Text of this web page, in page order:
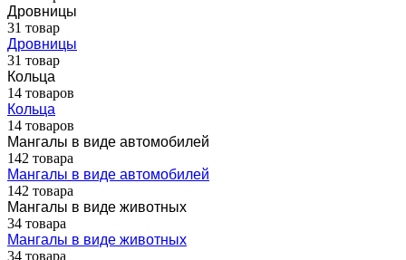
Дровницы
31 товар
Дровницы
31 товар
Кольца
14 товаров
Кольца
14 товаров
Мангалы в виде автомобилей
142 товара
Мангалы в виде автомобилей
142 товара
Мангалы в виде животных
34 товара
Мангалы в виде животных
34 товара